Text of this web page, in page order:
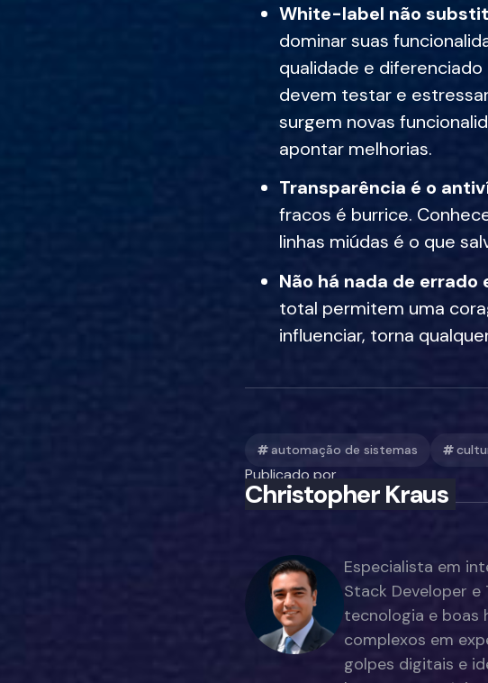
White-label não
dominar suas
qualidade e
devem testar e
surgem novas
apontar melhorias.
Transparência é o
fracos é burrice.
linhas miúdas é o que
Não há nada de errado
total permitem uma
influenciar, torna
automação de sistemas
Publicado por
Christopher Kraus
Especialista em
Stack Developer e
tecnologia e boas
complexos em
golpes digitais e